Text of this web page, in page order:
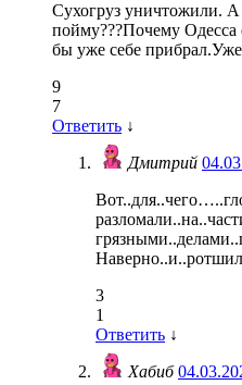
Сухогруз уничтожили. А
пойму???Почему
бы уже себе прибрал.Уже
9
7
Ответить ↓
Дмитрий
3
1
Ответить ↓
Хабиб